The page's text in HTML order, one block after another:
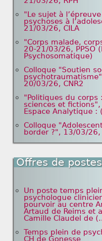
"Le sujet à
psychoses à
21/03/26, CILA
"Corps malade,
20-21/03/26, PPSO
Psychosomatique)
Colloque "Soutien
20/03/26, CNR2
"Politiques du corps
sciences et
Espace Analytique :
Colloque
border ?", 13/03/26,
Offres de postes
Un poste temps
psychologue
pourvoir au centre
Artaud de Reims et
Camille Claudel de
Temps plein de
CH de Gonesse